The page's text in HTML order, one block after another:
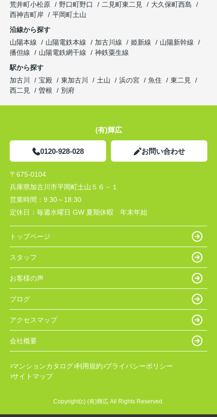
荒井町小松原
野口町野口 二見町東二見
大久保町西島
西神吉町岸
平岡町土山
沿線から探す
山陽本線
山陽電鉄本線 加古川線 姫新線
山陽新幹線
播但線
山陽電鉄網干線
神鉄粟生線
駅から探す
加古川
宝殿 東加古川 土山 浜の宮 魚住
東二見
西二見
曽根 別府
(有)輝広
0120-928-028 お問い合わせ
〒675-0104
兵庫県加古川市平岡町土山５６－１
営業時間： 9:30～18:30
定休日： 毎週水曜日 GW 夏期休暇 年末年始
トップページ
スタッフ
お客様の声
ブログ
アクセスマップ
会社概要
マンションカタログ 利用規約 プライバシーポリシー
サイトマップ
Copyright(c) (有)輝広 All Rights Reserved.